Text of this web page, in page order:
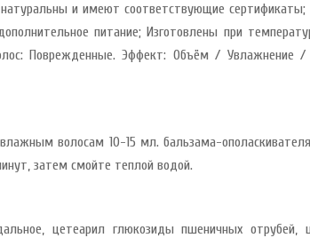
и имеют соответствующие
питание; Изготовлены при
Поврежденные. Эффект: Объём / Увлажнение /
волосам 10-15 мл. бальзама-
затем смойте теплой водой.
цетеарил глюкозиды пшеничных отрубей,